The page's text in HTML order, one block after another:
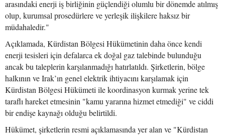
arasındaki enerji iş birliğinin güçlendiği olumlu bir dönemde atılmış
olup, kurumsal prosedürlere ve yerleşik ilişkilere haksız bir
müdahaledir."
Açıklamada, Kürdistan Bölgesi Hükümetinin daha önce kendi
enerji tesisleri için defalarca ek doğal gaz talebinde bulunduğu
ancak bu taleplerin karşılanmadığı hatırlatıldı. Şirketlerin, bölge
halkının ve Irak’ın genel elektrik ihtiyacını karşılamak için
Kürdistan Bölgesi Hükümeti ile koordinasyon kurmak yerine tek
taraflı hareket etmesinin "kamu yararına hizmet etmediği" ve ciddi
bir endişe kaynağı olduğu belirtildi.
Hükümet, şirketlerin resmi açıklamasında yer alan ve "Kürdistan